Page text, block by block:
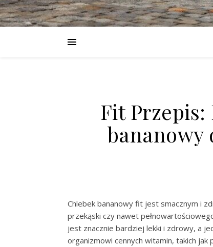
Fit
bananowy
Chlebek bananowy fit jest smacznym i
przekąski czy nawet
jest znacznie bardziej lekki i zdrowy, a
organizmowi cennych witamin, takich jak